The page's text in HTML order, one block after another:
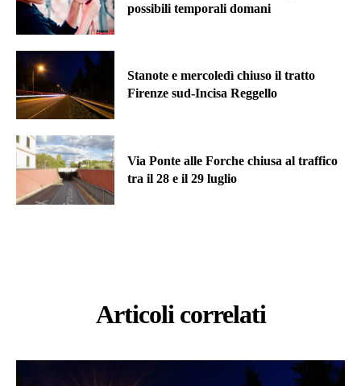
possibili temporali domani
Stanote e mercoledì chiuso il tratto
Firenze sud-Incisa Reggello
Via Ponte alle Forche chiusa al traffico
tra il 28 e il 29 luglio
Articoli correlati